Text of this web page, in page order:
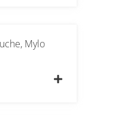
Mylo